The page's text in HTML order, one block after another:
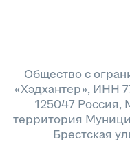
Общество с
«Хэдхантер», ИНН
125047 Россия,
территория
Брестская